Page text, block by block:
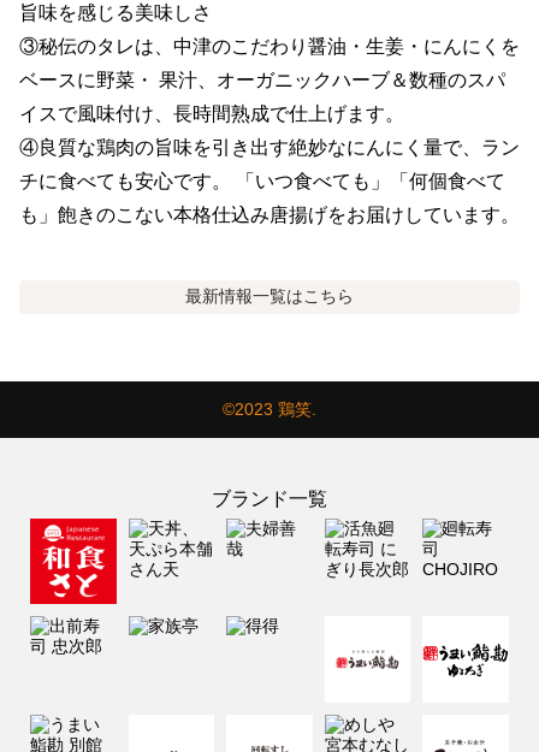
旨味を感じる美味しさ
③秘伝のタレは、中津のこだわり醤油・生姜・にんにくを
ベースに野菜・ 果汁、オーガニックハーブ＆数種のスパ
イスで風味付け、長時間熟成で仕上げます。
④良質な鶏肉の旨味を引き出す絶妙なにんにく量で、ラン
チに食べても安心です。 「いつ食べても」「何個食べて
も」飽きのこない本格仕込み唐揚げをお届けしています。
最新情報一覧はこちら
©2023 鶏笑.
ブランド一覧